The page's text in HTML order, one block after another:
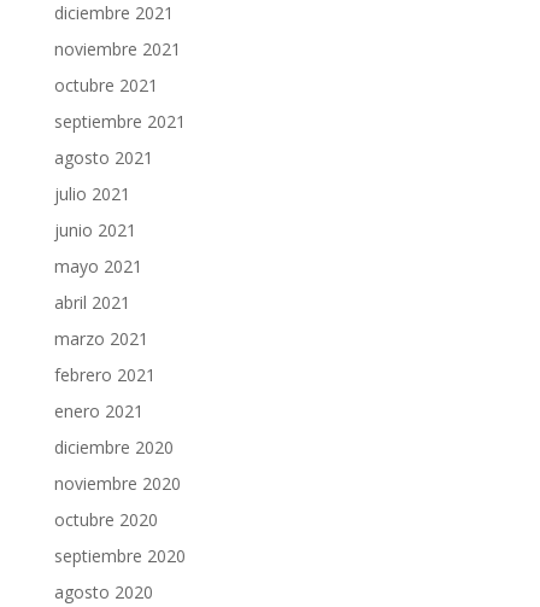
diciembre 2021
noviembre 2021
octubre 2021
septiembre 2021
agosto 2021
julio 2021
junio 2021
mayo 2021
abril 2021
marzo 2021
febrero 2021
enero 2021
diciembre 2020
noviembre 2020
octubre 2020
septiembre 2020
agosto 2020